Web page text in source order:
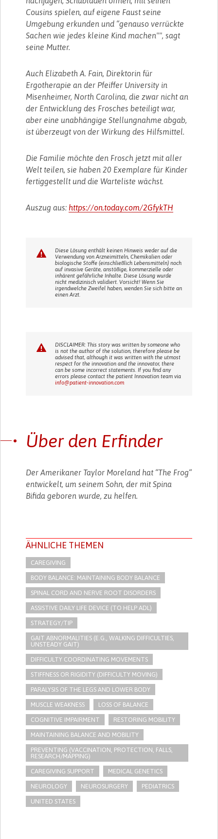
Cousins spielen, auf eigene Faust seine
Umgebung erkunden und “genauso verrückte
Sachen wie jedes kleine Kind machen"", sagt
seine Mutter.
Auch Elizabeth A. Fain, Direktorin für
Ergotherapie an der Pfeiffer University in
Misenheimer, North Carolina, die zwar nicht an
der Entwicklung des Frosches beteiligt war,
aber eine unabhängige Stellungnahme abgab,
ist überzeugt von der Wirkung des Hilfsmittel.
Die Familie möchte den Frosch jetzt mit aller
Welt teilen, sie haben 20 Exemplare für Kinder
fertiggestellt und die Warteliste wächst.
Auszug aus: https://on.today.com/2GfykTH
Diese Lösung enthält keinen Hinweis weder auf die
Verwendung von Arzneimitteln, Chemikalien oder
biologische Stoffe (einschließlich Lebensmitteln) noch
auf invasive Geräte, anstößige, kommerzielle oder
inhärent gefährliche Inhalte. Diese Lösung wurde
nicht medizinisch validiert. Vorsicht! Wenn Sie
irgendwelche Zweifel haben, wenden Sie sich bitte an
einen Arzt.
DISCLAIMER: This story was written by someone who
is not the author of the solution, therefore please be
advised that, although it was written with the utmost
respect for the innovation and the innovator, there
can be some incorrect statements. If you find any
errors please contact the patient Innovation team via
info@patient-innovation.com
Über den Erfinder
Der Amerikaner Taylor Moreland hat “The Frog“
entwickelt, um seinem Sohn, der mit Spina
Bifida geboren wurde, zu helfen.
ÄHNLICHE THEMEN
CAREGIVING
BODY BALANCE: MAINTAINING BODY BALANCE
SPINAL CORD AND NERVE ROOT DISORDERS
ASSISTIVE DAILY LIFE DEVICE (TO HELP ADL)
STRATEGY/TIP​
GAIT ABNORMALITIES (E.G., WALKING DIFFICULTIES,
UNSTEADY GAIT)
DIFFICULTY COORDINATING MOVEMENTS
STIFFNESS OR RIGIDITY (DIFFICULTY MOVING)
PARALYSIS OF THE LEGS AND LOWER BODY
MUSCLE WEAKNESS LOSS OF BALANCE
COGNITIVE IMPAIRMENT RESTORING MOBILITY
MAINTAINING BALANCE AND MOBILITY
PREVENTING (VACCINATION, PROTECTION, FALLS,
RESEARCH/MAPPING)
CAREGIVING SUPPORT MEDICAL GENETICS
NEUROLOGY NEUROSURGERY PEDIATRICS
UNITED STATES